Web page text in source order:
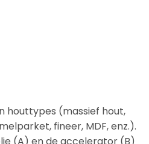
houttypes (massief hout,
fineer, MDF, enz.).
(A) en de accelerator (B)